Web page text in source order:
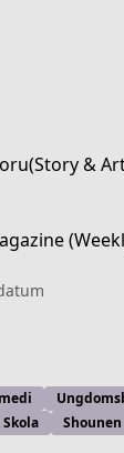
&
Skola Shounen